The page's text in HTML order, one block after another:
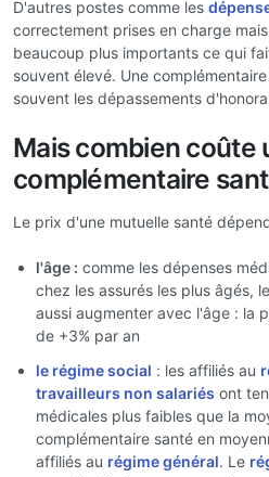
D'autres postes comme les
correctement prises en charge
beaucoup plus importants ce qui
souvent élevé. Une
souvent les dépassements
Mais combien coûte
complémentaire
Le prix d'une mutuelle santé
l'âge : comme les dépenses
chez les assurés les plus âgés,
aussi augmenter avec l'âge : la
de +3% par an
le régime social : les affiliés au
travailleurs non salariés ont
médicales plus faibles que la
complémentaire santé en
affiliés au régime général. Le